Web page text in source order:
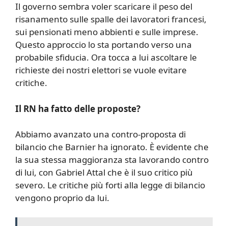
Il governo sembra voler scaricare il peso del
risanamento sulle spalle dei lavoratori francesi,
sui pensionati meno abbienti e sulle imprese.
Questo approccio lo sta portando verso una
probabile sfiducia. Ora tocca a lui ascoltare le
richieste dei nostri elettori se vuole evitare
critiche.
Il RN ha fatto delle proposte?
Abbiamo avanzato una contro-proposta di
bilancio che Barnier ha ignorato. È evidente che
la sua stessa maggioranza sta lavorando contro
di lui, con Gabriel Attal che è il suo critico più
severo. Le critiche più forti alla legge di bilancio
vengono proprio da lui.